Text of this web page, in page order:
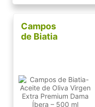
Campos
de Biatia